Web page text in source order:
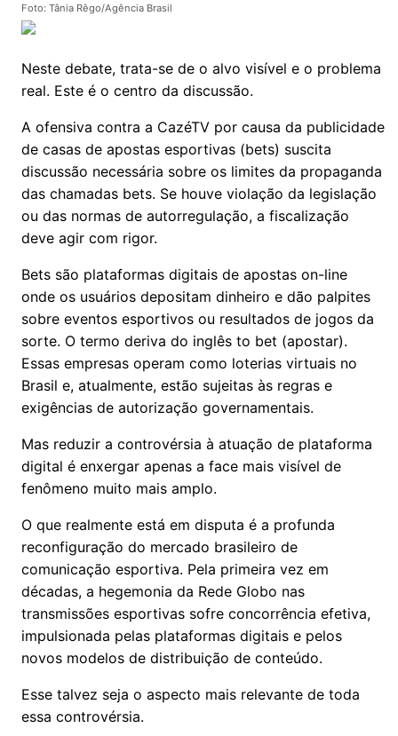
Foto: Tânia Rêgo/Agência Brasil
Neste debate, trata-se de o alvo visível e o problema
real. Este é o centro da discussão.
A ofensiva contra a CazéTV por causa da publicidade
de casas de apostas esportivas (bets) suscita
discussão necessária sobre os limites da propaganda
das chamadas bets. Se houve violação da legislação
ou das normas de autorregulação, a fiscalização
deve agir com rigor.
Bets são plataformas digitais de apostas on-line
onde os usuários depositam dinheiro e dão palpites
sobre eventos esportivos ou resultados de jogos da
sorte. O termo deriva do inglês to bet (apostar).
Essas empresas operam como loterias virtuais no
Brasil e, atualmente, estão sujeitas às regras e
exigências de autorização governamentais.
Mas reduzir a controvérsia à atuação de plataforma
digital é enxergar apenas a face mais visível de
fenômeno muito mais amplo.
O que realmente está em disputa é a profunda
reconfiguração do mercado brasileiro de
comunicação esportiva. Pela primeira vez em
décadas, a hegemonia da Rede Globo nas
transmissões esportivas sofre concorrência efetiva,
impulsionada pelas plataformas digitais e pelos
novos modelos de distribuição de conteúdo.
Esse talvez seja o aspecto mais relevante de toda
essa controvérsia.